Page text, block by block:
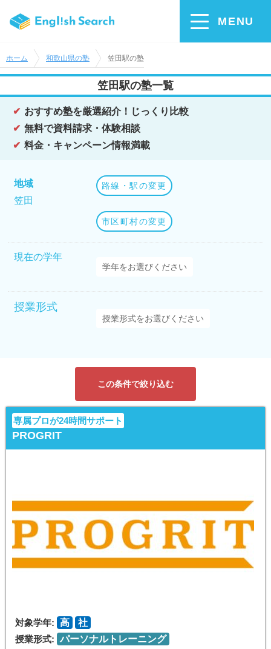
MENU
ホーム 和歌山県の塾 笠田駅の塾
笠田駅の塾一覧
おすすめ塾を厳選紹介！じっくり比較
無料で資料請求・体験相談
料金・キャンペーン情報満載
地域
笠田
路線・駅の変更
市区町村の変更
現在の学年
授業形式
この条件で絞り込む
専属プロが24時間サポート
PROGRIT
対象学年: 高
社
授業形式: パーソナルトレーニング